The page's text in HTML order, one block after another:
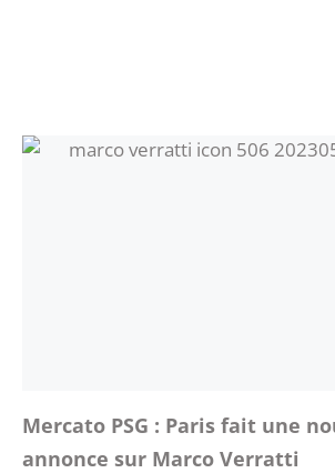
Mercato PSG : Paris fait une
annonce sur Marco Verratti